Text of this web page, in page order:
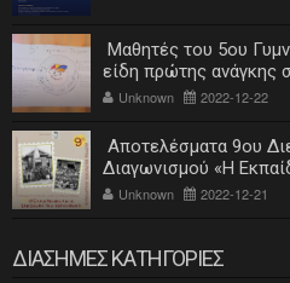
Μαθητές του 5ου
είδη πρώτης ανάγκης
Unknown 2022-12-22
Αποτελέσματα 9ου
Διαγωνισμού «Η
ελληνισμού»
Unknown 2022-12-21
ΔΙΑΣΗΜΕΣ ΚΑΤΗΓΟΡΙΕΣ